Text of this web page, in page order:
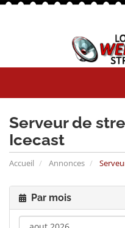
Serveur de
Icecast
Accueil Annonces
Par mois